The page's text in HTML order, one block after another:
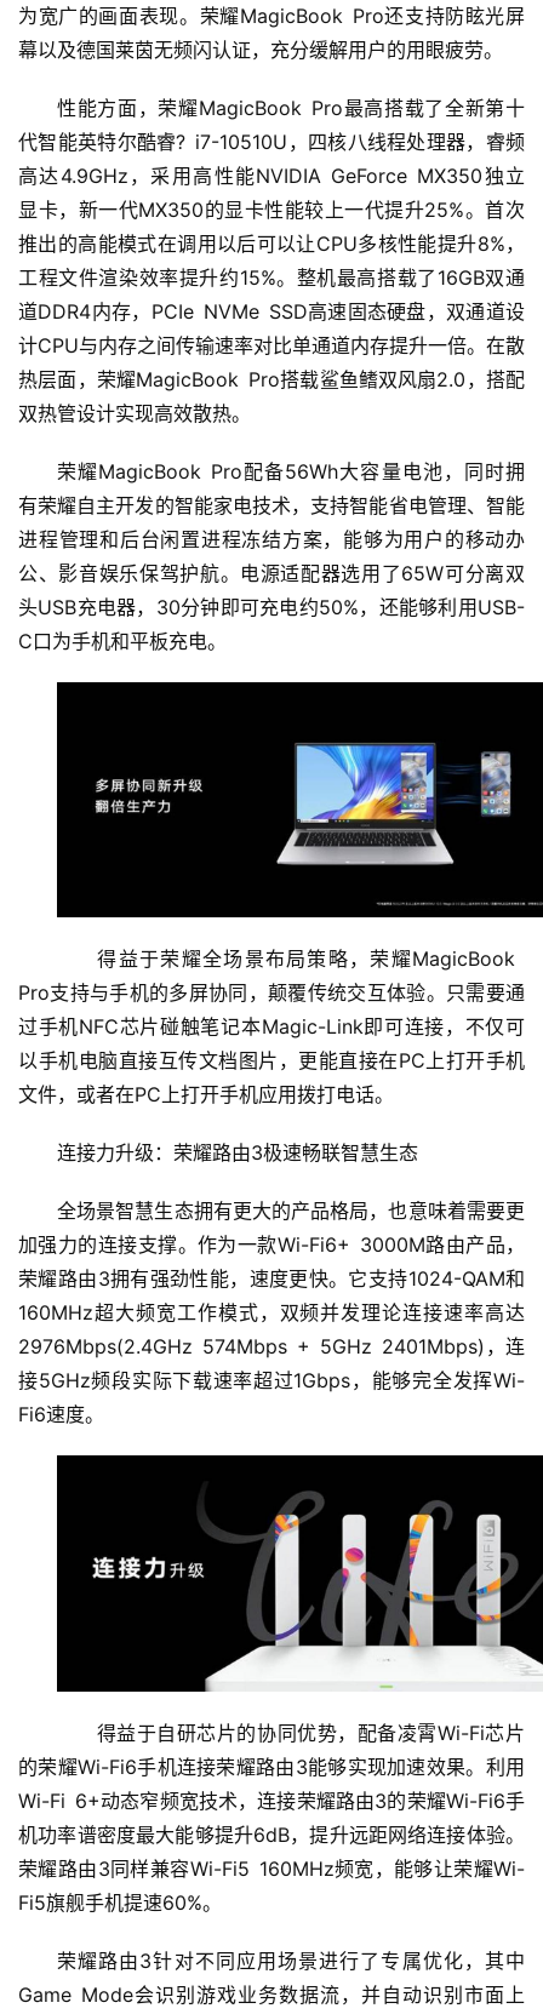
为宽广的画面表现。荣耀MagicBook Pro还支持防眩光屏
幕以及德国莱茵无频闪认证，充分缓解用户的用眼疲劳。
性能方面，荣耀MagicBook Pro最高搭载了全新第十
代智能英特尔酷睿? i7-10510U，四核八线程处理器，睿频
高达4.9GHz，采用高性能NVIDIA GeForce MX350独立
显卡，新一代MX350的显卡性能较上一代提升25%。首次
推出的高能模式在调用以后可以让CPU多核性能提升8%，
工程文件渲染效率提升约15%。整机最高搭载了16GB双通
道DDR4内存，PCIe NVMe SSD高速固态硬盘，双通道设
计CPU与内存之间传输速率对比单通道内存提升一倍。在散
热层面，荣耀MagicBook Pro搭载鲨鱼鳍双风扇2.0，搭配
双热管设计实现高效散热。
荣耀MagicBook Pro配备56Wh大容量电池，同时拥
有荣耀自主开发的智能家电技术，支持智能省电管理、智能
进程管理和后台闲置进程冻结方案，能够为用户的移动办
公、影音娱乐保驾护航。电源适配器选用了65W可分离双
头USB充电器，30分钟即可充电约50%，还能够利用USB-
C口为手机和平板充电。
得益于荣耀全场景布局策略，荣耀MagicBook
Pro支持与手机的多屏协同，颠覆传统交互体验。只需要通
过手机NFC芯片碰触笔记本Magic-Link即可连接，不仅可
以手机电脑直接互传文档图片，更能直接在PC上打开手机
文件，或者在PC上打开手机应用拨打电话。
连接力升级：荣耀路由3极速畅联智慧生态
全场景智慧生态拥有更大的产品格局，也意味着需要更
加强力的连接支撑。作为一款Wi-Fi6+ 3000M路由产品，
荣耀路由3拥有强劲性能，速度更快。它支持1024-QAM和
160MHz超大频宽工作模式，双频并发理论连接速率高达
2976Mbps(2.4GHz 574Mbps + 5GHz 2401Mbps)，连
接5GHz频段实际下载速率超过1Gbps，能够完全发挥Wi-
Fi6速度。
得益于自研芯片的协同优势，配备凌霄Wi-Fi芯片
的荣耀Wi-Fi6手机连接荣耀路由3能够实现加速效果。利用
Wi-Fi 6+动态窄频宽技术，连接荣耀路由3的荣耀Wi-Fi6手
机功率谱密度最大能够提升6dB，提升远距网络连接体验。
荣耀路由3同样兼容Wi-Fi5 160MHz频宽，能够让荣耀Wi-
Fi5旗舰手机提速60%。
荣耀路由3针对不同应用场景进行了专属优化，其中
Game Mode会识别游戏业务数据流，并自动识别市面上